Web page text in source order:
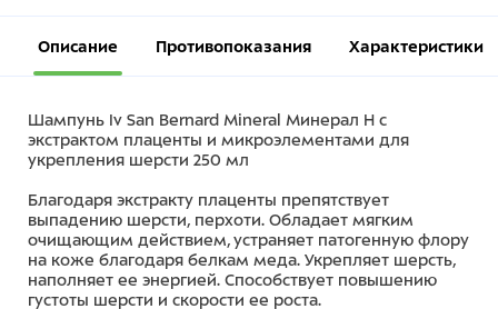
Описание Противопоказания Характеристики
Шампунь Iv San Bernard Mineral Минерал Н с
экстрактом плаценты и микроэлементами для
укрепления шерсти 250 мл
Благодаря экстракту плаценты препятствует
выпадению шерсти, перхоти. Обладает мягким
очищающим действием, устраняет патогенную флору
на коже благодаря белкам меда. Укрепляет шерсть,
наполняет ее энергией. Способствует повышению
густоты шерсти и скорости ее роста.